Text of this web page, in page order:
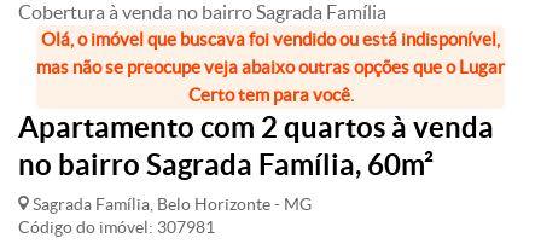
Cobertura à venda no bairro Sagrada Família
Olá, o imóvel que buscava foi vendido ou está indisponível,
mas não se preocupe veja abaixo outras opções que o Lugar
Certo tem para você.
Apartamento com 2 quartos à venda
no bairro Sagrada Família, 60m²
Sagrada Família, Belo Horizonte - MG
Código do imóvel: 307981